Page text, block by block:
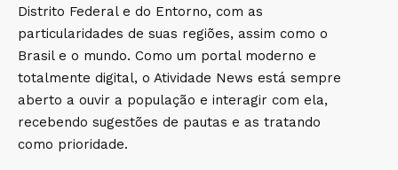
Distrito Federal e do Entorno, com as
particularidades de suas regiões, assim como o
Brasil e o mundo. Como um portal moderno e
totalmente digital, o Atividade News está sempre
aberto a ouvir a população e interagir com ela,
recebendo sugestões de pautas e as tratando
como prioridade.